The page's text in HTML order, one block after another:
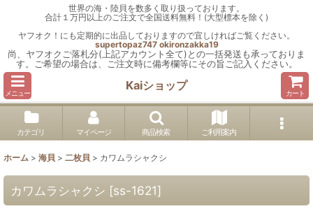
世界の海・陸貝を数多く取り扱っております。
合計１万円以上のご注文で全国送料無料！(大型標本を除く)
ヤフオク！にも定期的に出品しておりますので宜しければご覧ください。
supertopaz747 okironzakka19
尚、ヤフオクご落札分(上記アカウント全て)との一括発送も承っておりま
す。ご希望の場合は、ご注文時に備考欄等にその旨ご記入ください。
メニュー
Kaiショップ
カート
カテゴリ マイページ 商品検索 ご利用案内
ホーム > 海貝 > 二枚貝 > カワムラシャクシ
カワムラシャクシ [ss-1621]